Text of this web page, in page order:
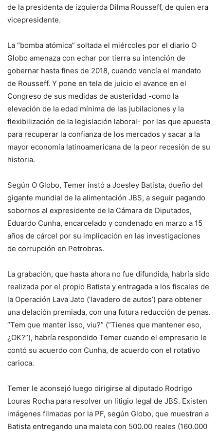
de la presidenta de izquierda Dilma Rousseff, de quien era
vicepresidente.
La “bomba atómica” soltada el miércoles por el diario O
Globo amenaza con echar por tierra su intención de
gobernar hasta fines de 2018, cuando vencía el mandato
de Rousseff. Y pone en tela de juicio el avance en el
Congreso de sus medidas de austeridad -como la
elevación de la edad mínima de las jubilaciones y la
flexibilización de la legislación laboral- por las que apuesta
para recuperar la confianza de los mercados y sacar a la
mayor economía latinoamericana de la peor recesión de su
historia.
Según O Globo, Temer instó a Joesley Batista, dueño del
gigante mundial de la alimentación JBS, a seguir pagando
sobornos al expresidente de la Cámara de Diputados,
Eduardo Cunha, encarcelado y condenado en marzo a 15
años de cárcel por su implicación en las investigaciones
de corrupción en Petrobras.
La grabación, que hasta ahora no fue difundida, habría sido
realizada por el propio Batista y entragada a los fiscales de
la Operación Lava Jato (‘lavadero de autos’) para obtener
una delación premiada, con una futura reducción de penas.
“Tem que manter isso, viu?” (“Tienes que mantener eso,
¿OK?”), habría respondido Temer cuando el empresario le
contó su acuerdo con Cunha, de acuerdo con el rotativo
carioca.
Temer le aconsejó luego dirigirse al diputado Rodrigo
Louras Rocha para resolver un litigio legal de JBS. Existen
imágenes filmadas por la PF, según Globo, que muestran a
Batista entregando una maleta con 500.00 reales (160.000